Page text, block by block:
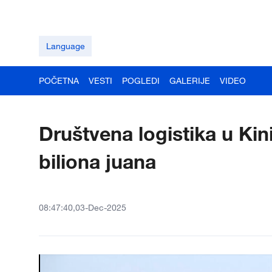
Language
POČETNA VESTI POGLEDI GALERIJE VIDEO
Društvena logistika u
biliona juana
08:47:40,03-Dec-2025